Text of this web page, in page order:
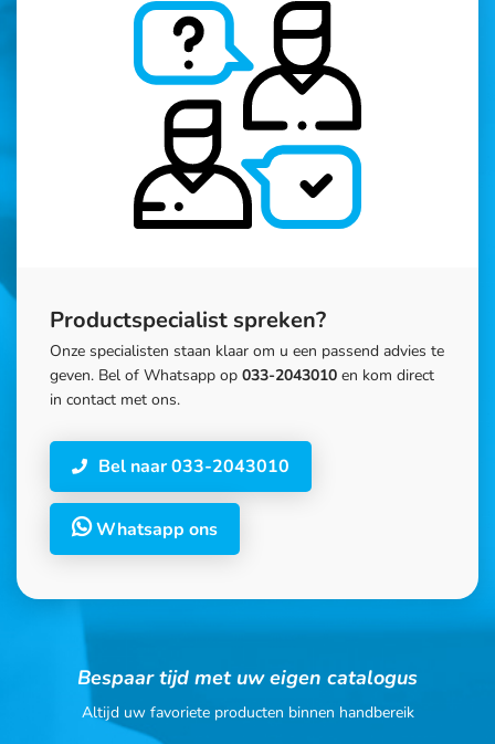
Productspecialist spreken?
Onze specialisten staan klaar om u een passend advies te
geven. Bel of Whatsapp op 033-2043010 en kom direct
in contact met ons.
Bel naar 033-2043010
Whatsapp ons
Bespaar tijd met uw eigen catalogus
Altijd uw favoriete producten binnen handbereik